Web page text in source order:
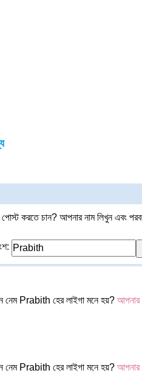
করতে চান? আপনার নাম লিখুন এবং
Prabith হের লাইগা মনে হয়? আপনার
Prabith হের লাইগা মনে হয়? আপনার